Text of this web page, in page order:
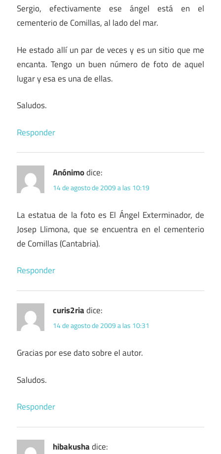
Sergio, efectivamente ese ángel está en el
cementerio de Comillas, al lado del mar.
He estado allí un par de veces y es un sitio que me
encanta. Tengo un buen número de foto de aquel
lugar y esa es una de ellas.
Saludos.
Responder
Anónimodice:
14 de agosto de 2009 a las 10:19
La estatua de la foto es El Ángel Exterminador, de
Josep Llimona, que se encuentra en el cementerio
de Comillas (Cantabria).
Responder
curis2riadice:
14 de agosto de 2009 a las 10:31
Gracias por ese dato sobre el autor.
Saludos.
Responder
hibakushadice: